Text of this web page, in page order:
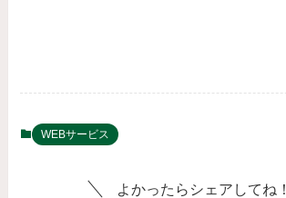
WEBサービス
よかったらシェアしてね！